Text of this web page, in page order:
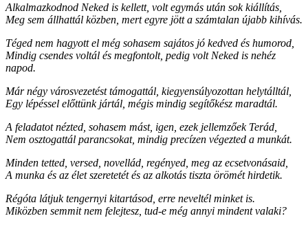
Alkalmazkodnod Neked is kellett, volt egymás után sok kiállítás,
Meg sem állhattál közben, mert egyre jött a számtalan újabb kihívás.
Téged nem hagyott el még sohasem sajátos jó kedved és humorod,
Mindig csendes voltál és megfontolt, pedig volt Neked is nehéz
napod.
Már négy városvezetést támogattál, kiegyensúlyozottan helytálltál,
Egy lépéssel előttünk jártál, mégis mindig segítőkész maradtál.
A feladatot nézted, sohasem mást, igen, ezek jellemzőek Terád,
Nem osztogattál parancsokat, mindig precízen végezted a munkát.
Minden tetted, versed, novellád, regényed, meg az ecsetvonásaid,
A munka és az élet szeretetét és az alkotás tiszta örömét hirdetik.
Régóta látjuk tengernyi kitartásod, erre neveltél minket is.
Miközben semmit nem felejtesz, tud-e még annyi mindent valaki?